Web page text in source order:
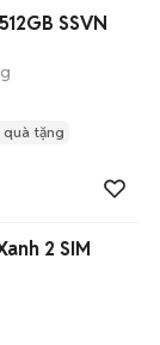
SSVN
quà tặng
2 SIM